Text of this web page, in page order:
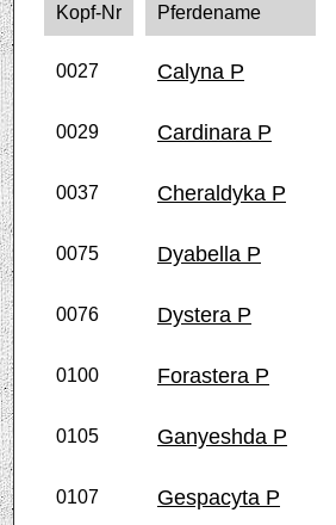
Kopf-Nr Pferdename
0027 Calyna P
0029 Cardinara P
0037 Cheraldyka P
0075 Dyabella P
0076 Dystera P
0100 Forastera P
0105 Ganyeshda P
0107 Gespacyta P